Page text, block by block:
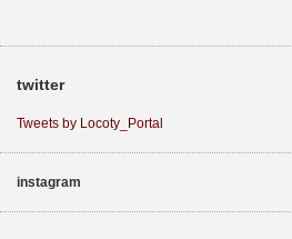
twitter
Tweets by Locoty_Portal
instagram